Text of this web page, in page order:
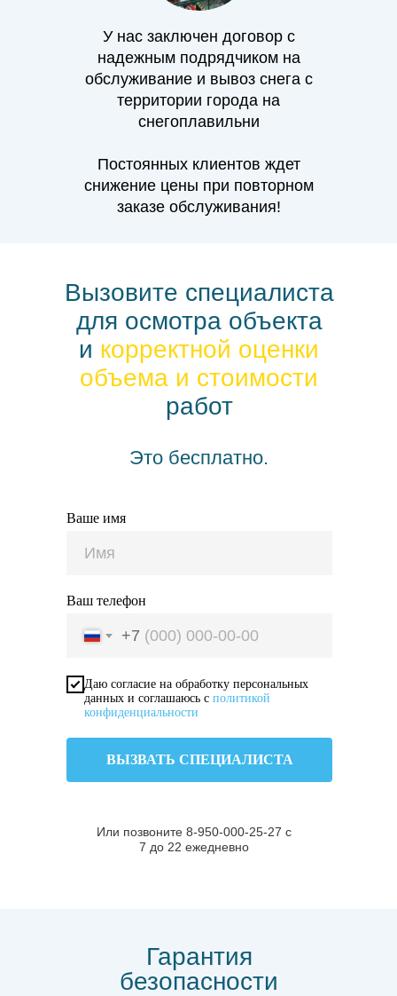
У нас заключен договор с
надежным подрядчиком на
обслуживание и вывоз снега с
территории города на
снегоплавильни
Постоянных клиентов ждет
снижение цены при повторном
заказе обслуживания!
Вызовите специалиста
для осмотра объекта
и корректной оценки
объема и стоимости
работ
Ваше имя
Ваш телефон
+7
Даю согласие на обработку персональных
данных и соглашаюсь с политикой
конфиденциальности
ВЫЗВАТЬ СПЕЦИАЛИСТА
Или позвоните 8-950-000-25-27 с
7 до 22 ежедневно
Это бесплатно.
Гарантия
безопасности